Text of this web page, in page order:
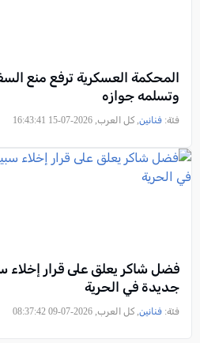
المحكمة العسكرية ترفع منع
وتسلمه جوازه
فئة: فنانين, كل العرب, 2026-07-15 16:43:41
فضل شاكر يعلق على قرار إخلاء
جديدة في الحرية
فئة: فنانين, كل العرب, 2026-07-09 08:37:42